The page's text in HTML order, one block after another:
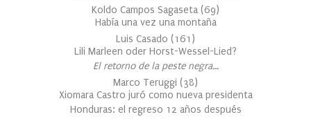
Koldo Campos Sagaseta (69)
Había una vez una montaña
Luis Casado (161 )
Lili Marleen oder Horst-Wessel-Lied?
El retorno de la peste negra…
Marco Teruggi (38)
Xiomara Castro juró como nueva presidenta
Honduras: el regreso 12 años después